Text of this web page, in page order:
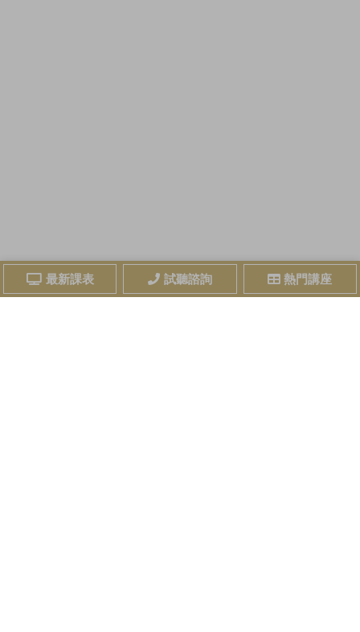
最新課表 試聽諮詢 熱門講座